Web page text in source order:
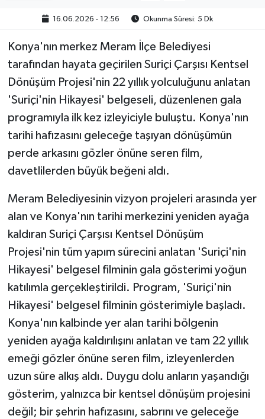
16.06.2026 - 12:56 Okunma Süresi: 5 Dk
Konya'nın merkez Meram İlçe Belediyesi
tarafından hayata geçirilen Suriçi Çarşısı Kentsel
Dönüşüm Projesi'nin 22 yıllık yolculuğunu anlatan
'Suriçi'nin Hikayesi' belgeseli, düzenlenen gala
programıyla ilk kez izleyiciyle buluştu. Konya'nın
tarihi hafızasını geleceğe taşıyan dönüşümün
perde arkasını gözler önüne seren film,
davetlilerden büyük beğeni aldı.
Meram Belediyesinin vizyon projeleri arasında yer
alan ve Konya'nın tarihi merkezini yeniden ayağa
kaldıran Suriçi Çarşısı Kentsel Dönüşüm
Projesi'nin tüm yapım sürecini anlatan 'Suriçi'nin
Hikayesi' belgesel filminin gala gösterimi yoğun
katılımla gerçekleştirildi. Program, 'Suriçi'nin
Hikayesi' belgesel filminin gösterimiyle başladı.
Konya'nın kalbinde yer alan tarihi bölgenin
yeniden ayağa kaldırılışını anlatan ve tam 22 yıllık
emeği gözler önüne seren film, izleyenlerden
uzun süre alkış aldı. Duygu dolu anların yaşandığı
gösterim, yalnızca bir kentsel dönüşüm projesini
değil; bir şehrin hafızasını, sabrını ve geleceğe